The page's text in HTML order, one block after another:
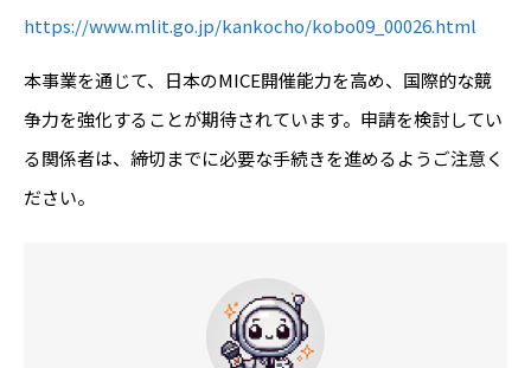
https://www.mlit.go.jp/kankocho/kobo09_00026.html
本事業を通じて、日本のMICE開催能力を高め、国際的な競
争力を強化することが期待されています。申請を検討してい
る関係者は、締切までに必要な手続きを進めるようご注意く
ださい。